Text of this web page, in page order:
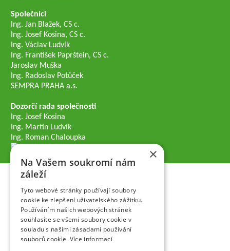
Společníci
Ing. Jan Blažek, CS c.
Ing. Josef Kosina, CS c.
Ing. Václav Ludvík
Ing. František Paprštein, CS c.
Jaroslav Muška
Ing. Radoslav Potůček
SEMPRA PRAHA a.s.
Dozorčí rada společnosti
Ing. Josef Kosina
Ing. Martin Ludvík
Ing. Roman Chaloupka
×
Na Vašem soukromí nám
záleží
Tyto webové stránky používají soubory
cookie ke zlepšení uživatelského zážitku.
Používáním našich webových stránek
souhlasíte se všemi soubory cookie v
souladu s našimi zásadami používání
souborů cookie. Více informací